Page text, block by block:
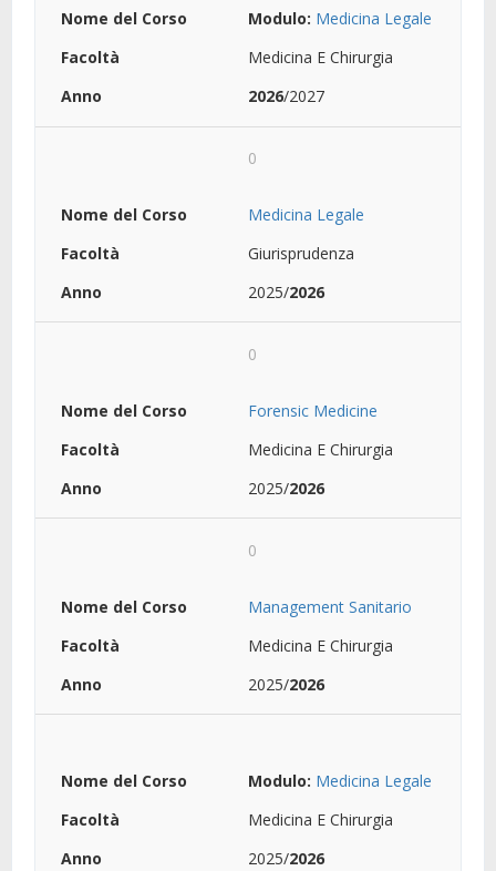
Modulo: Medicina Legale
Medicina E Chirurgia
2026/2027
0
Medicina Legale
Giurisprudenza
2025/2026
0
Forensic Medicine
Medicina E Chirurgia
2025/2026
0
Management Sanitario
Medicina E Chirurgia
2025/2026
Modulo: Medicina Legale
Medicina E Chirurgia
2025/2026